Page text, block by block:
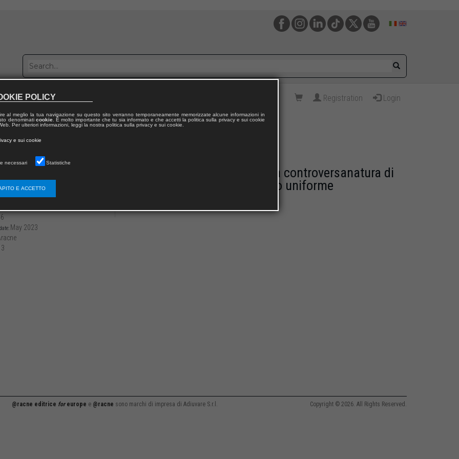
with us Registration Login
questione di diritto o di fatto? Brevi note sulla controversanatura di
complesso che sfugge ad un inquadramento uniforme
May 2023
@racne editrice foreurope e @racne sono marchi di impresa di Adiuvare S.r.l. Copyright © 2026. All Rights Reserved.
POLICY
al meglio la tua navigazione su questo sito verranno temporaneamente memorizzate alcune informazioni in
denominati cookie. È molto importante che tu sia informato e che accetti la politica sulla privacy e sui cookie
Per ulteriori informazioni, leggi la nostra politica sulla privacy e sui cookie.
e sui cookie
necessari Statistiche
E ACCETTO